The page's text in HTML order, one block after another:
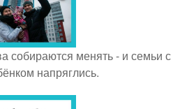
собираются менять - и семьи с
напряглись.